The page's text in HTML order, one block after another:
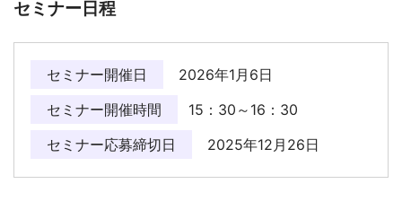
セミナー日程
セミナー開催日
2026年1月6日
セミナー開催時間
15：30～16：30
セミナー応募締切日
2025年12月26日